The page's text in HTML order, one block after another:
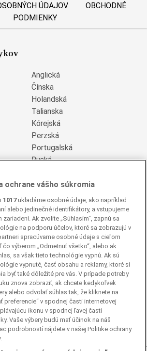
ÚDAJOV
OBCHODNÉ
PODMIENKY
Anglická
Čínska
Holandská
Talianska
Kórejská
Perzská
Portugalská
Ruská
Turecká
Vietnamská
ochrane vášho súkromia
1017ukladáme osobné údaje, ako napríklad
alebo jedinečné identifikátory, a vstupujeme
zariadení. Ak zvolíte „Súhlasím“, zapnú sa
na podporu účelov, ktoré sa zobrazujú v
spracúvame osobné údaje s cieľom
výberom „Odmetnuť všetko“, alebo ak
sa však tieto technológie vypnú. Ak sú
vypnuté, časť obsahu a reklamy, ktoré si
byť také dôležité pre vás. V prípade potreby
znova zobraziť, ak chcete kedykoľvek
alebo odvolať súhlas tak, že kliknete na
preferencie“ v spodnej časti internetovej
ikonu v spodnej ľavej časti
Vaše výbery budú mať účinok na náš
podrobností nájdete v našej Politike ochrany